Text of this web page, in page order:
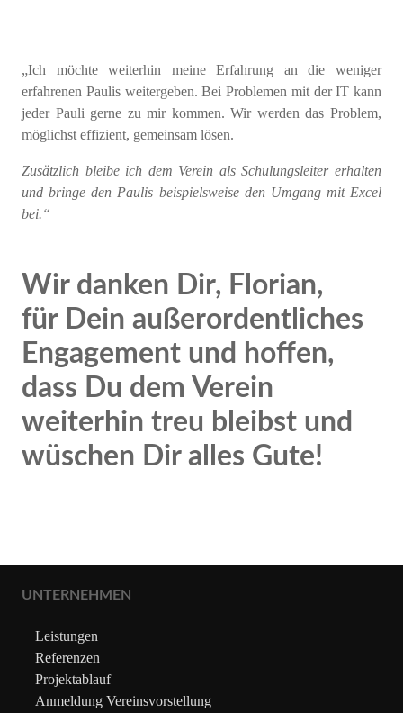
„Ich möchte weiterhin meine
Erfahrung an die weniger
erfahrenen Paulis weitergeben.Bei Problemen mit der IT kann
jeder Pauli gerne zu mir kommen. Wir werden das Problem,
möglichst effizient, gemeinsam lösen.
Zusätzlich bleibe ich dem Verein als Schulungsleiter erhalten
und bringe den Paulis beispielsweise den Umgang mit Excel
bei.“
Wir danken Dir, Florian,
für Dein außerordentliches
Engagement und hoffen,
dass Du dem Verein
weiterhin treu bleibst und
wüschen Dir alles Gute!
UNTERNEHMEN
Leistungen
Referenzen
Projektablauf
Anmeldung Vereinsvorstellung